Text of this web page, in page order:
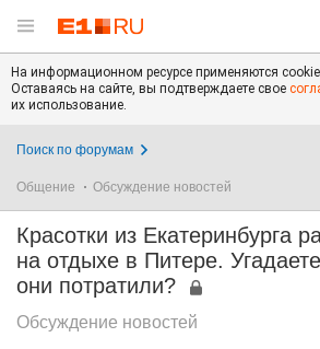
На информационном ресурсе применяются
Оставаясь на сайте, вы подтверждаете свое
их использование.
Поиск по форумам
Общение Обсуждение новостей
Красотки из Екатеринбурга
на отдыхе в Питере.
они потратили?
Обсуждение новостей